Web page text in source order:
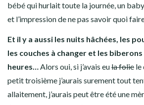
bébé qui hurlait toute la journée, un
et l’impression de ne pas savoir quoi
Et il y a aussi les nuits hâchées, les
les couches à changer et les
heures…Alors oui, si j’avais eula folie le
petit troisième j’aurais surement tout
allaitement, j’aurais peut être été une